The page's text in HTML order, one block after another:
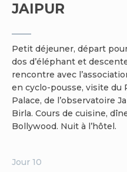
JAIPUR
Petit déjeuner, départ
dos d’éléphant et
rencontre avec
en cyclo-pousse, visite du
Palace, de l’observatoire
Birla. Cours de cuisine,
Bollywood. Nuit à l’hôtel.
Jour 10